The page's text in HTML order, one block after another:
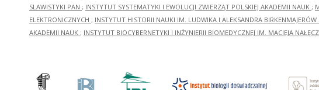
SLAWISTYKI PAN ; INSTYTUT SYSTEMATYKI I EWOLUCJI ZWIERZĄT POLSKIEJ AKADEMII NAUK ;
ELEKTRONICZNYCH ; INSTYTUT HISTORII NAUKI IM. LUDWIKA I ALEKSANDRA
AKADEMII NAUK ; INSTYTUT BIOCYBERNETYKI I INŻYNIERII BIOMEDYCZNEJ IM. MACIEJA